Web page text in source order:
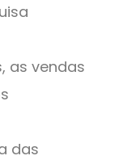
as vendas
das